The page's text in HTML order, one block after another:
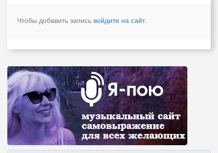
Чтобы добавить запись войдите на сайт.